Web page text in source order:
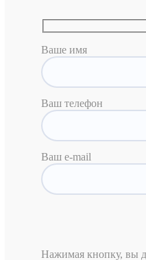
Ваше имя
Ваш телефон
Ваш e-mail
Нажимая кнопку, вы